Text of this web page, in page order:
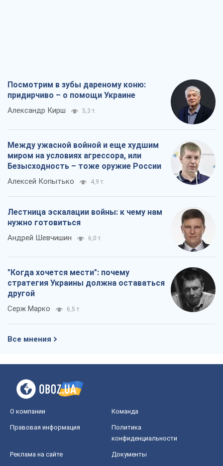
Посмотрим в зубы дареному коню:
придирчиво – о помощи Украине
Александр Кирш 5,3 т.
Между ужасной войной и еще худшим
миром на условиях агрессора, или
Безысходность – тоже оружие России
Алексей Копытько 4,9 т.
Лестница эскалации войны: к чему нам
нужно готовиться
Андрей Шевчишин 6,0 т.
"Когда хочется мести": почему
стратегия Украины должна оставаться
другой
Серж Марко 6,5 т.
Все мнения
О компании Команда
Правовая информация
Политика
конфиденциальности
Реклама на сайте Документы